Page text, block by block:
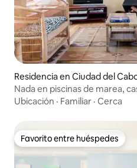
Residencia en Ciudad del
Nada en piscinas de marea,
Ubicación · Familiar · Cerca
Favorito entre huéspedes
Favorito entre huéspedes